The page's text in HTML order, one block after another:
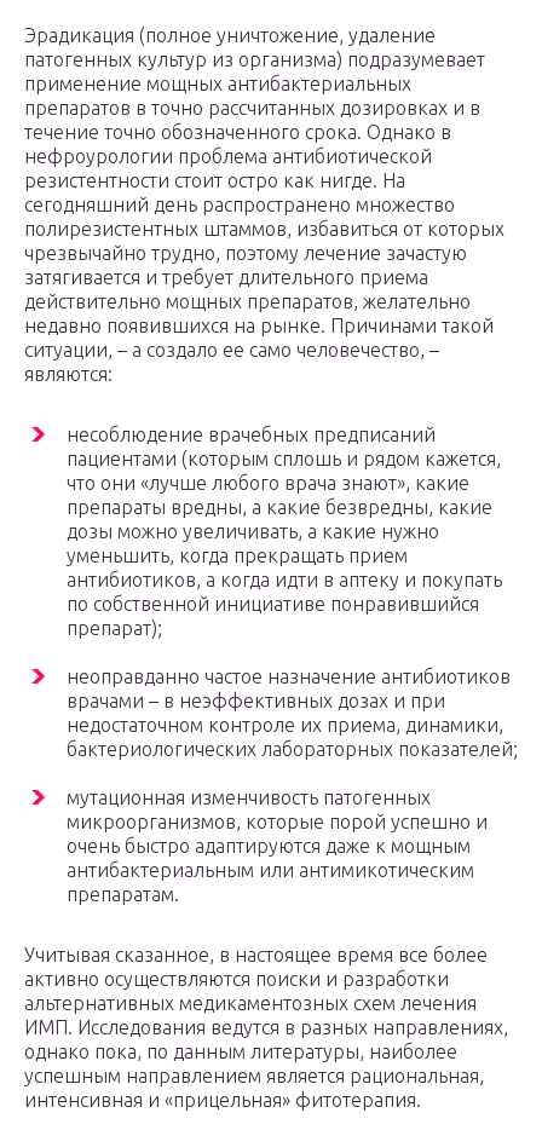
Эрадикация (полное уничтожение, удаление
патогенных культур из организма) подразумевает
применение мощных антибактериальных
препаратов в точно рассчитанных дозировках и в
течение точно обозначенного срока. Однако в
нефроурологии проблема антибиотической
резистентности стоит остро как нигде. На
сегодняшний день распространено множество
полирезистентных штаммов, избавиться от которых
чрезвычайно трудно, поэтому лечение зачастую
затягивается и требует длительного приема
действительно мощных препаратов, желательно
недавно появившихся на рынке. Причинами такой
ситуации, – а создало ее само человечество, –
являются:
несоблюдение врачебных предписаний
пациентами (которым сплошь и рядом кажется,
что они «лучше любого врача знают», какие
препараты вредны, а какие безвредны, какие
дозы можно увеличивать, а какие нужно
уменьшить, когда прекращать прием
антибиотиков, а когда идти в аптеку и покупать
по собственной инициативе понравившийся
препарат);
неоправданно частое назначение антибиотиков
врачами – в неэффективных дозах и при
недостаточном контроле их приема, динамики,
бактериологических лабораторных показателей;
мутационная изменчивость патогенных
микроорганизмов, которые порой успешно и
очень быстро адаптируются даже к мощным
антибактериальным или антимикотическим
препаратам.
Учитывая сказанное, в настоящее время все более
активно осуществляются поиски и разработки
альтернативных медикаментозных схем лечения
ИМП. Исследования ведутся в разных направлениях,
однако пока, по данным литературы, наиболее
успешным направлением является рациональная,
интенсивная и «прицельная» фитотерапия.